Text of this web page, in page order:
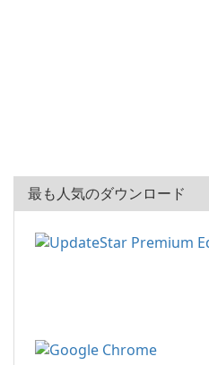
最も人気のダウンロード